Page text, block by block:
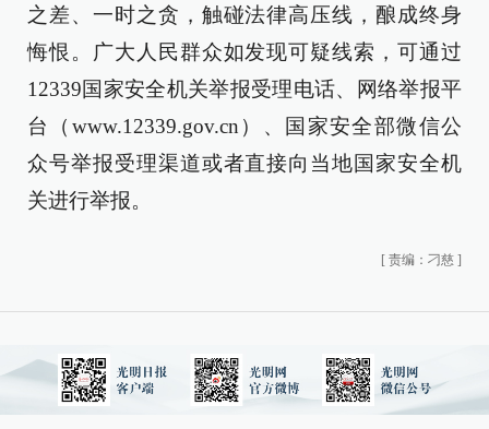
之差、一时之贪，触碰法律高压线，酿成终身
悔恨。广大人民群众如发现可疑线索，可通过
12339国家安全机关举报受理电话、网络举报平
台（www.12339.gov.cn）、国家安全部微信公
众号举报受理渠道或者直接向当地国家安全机
关进行举报。
[ 责编：刁慈 ]